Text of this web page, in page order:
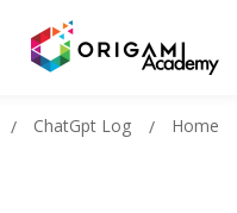
Home
ChatGpt Log